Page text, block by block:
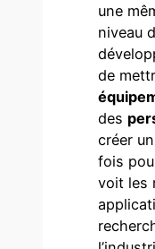
une
niveau
de
des
créer
fois
voit les